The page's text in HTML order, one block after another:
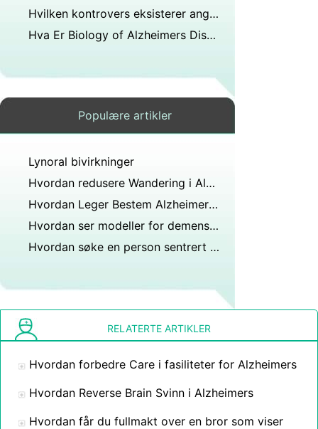
Hvilken kontrovers eksisterer angående forholdet mellom Lewy-kroppsdemens og sykdom?
Hva Er Biology of Alzheimers Disease
Populære artikler
Lynoral bivirkninger
Hvordan redusere Wandering i Alzheimer-pasienter
Hvordan Leger Bestem Alzheimers sykdom
Hvordan ser modeller for demensomsorg på personen med demens?
Hvordan søke en person sentrert tilnærming til demensomsorgen
RELATERTE ARTIKLER
Hvordan forbedre Care i fasiliteter for Alzheimers
Hvordan Reverse Brain Svinn i Alzheimers
Hvordan får du fullmakt over en bror som viser